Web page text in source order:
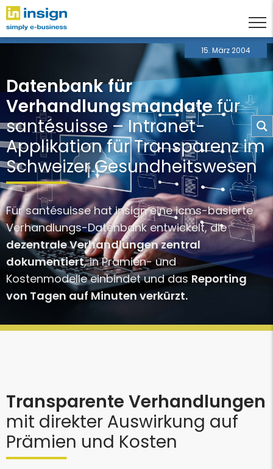
15. März 2004
Datenbank für
Verhandlungsmandatefür
santésuisse – Intranet-
Applikation für Transparenz im
Schweizer Gesundheitswesen
Für santésuisse hat insign eine icms-basierte
Verhandlungs-Datenbank entwickelt, die
dezentrale Verhandlungen zentral
dokumentiert, in Prämien- und
Kostenmodelle einbindet und das Reporting
von Tagen auf Minuten verkürzt.
Transparente Verhandlungen
mit direkter Auswirkung auf
Prämien und Kosten